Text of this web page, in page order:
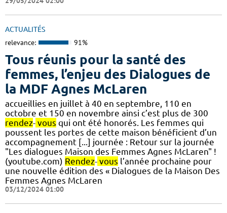
ACTUALITÉS
relevance: 91%
Tous réunis pour la santé des
femmes, l’enjeu des Dialogues de
la MDF Agnes McLaren
accueillies en juillet à 40 en septembre, 110 en
octobre et 150 en novembre ainsi c’est plus de 300
rendez- vous qui ont été honorés. Les femmes qui
poussent les portes de cette maison bénéficient d’un
accompagnement [...] journée : Retour sur la journée
"Les dialogues Maison des Femmes Agnes McLaren" !
(youtube.com) Rendez- vous l’année prochaine pour
une nouvelle édition des « Dialogues de la Maison Des
Femmes Agnes McLaren
03/12/2024 01:00